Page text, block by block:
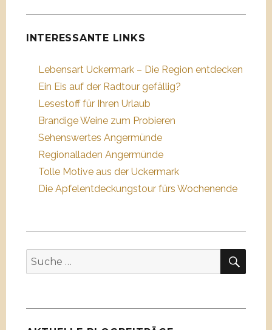
er
INTERESSANTE LINKS
Lebensart Uckermark – Die Region entdecken
Ein Eis auf der Radtour gefällig?
Lesestoff für Ihren Urlaub
Brandige Weine zum Probieren
Sehenswertes Angermünde
Regionalladen Angermünde
Tolle Motive aus der Uckermark
Die Apfelentdeckungstour fürs Wochenende
Suche
nach: